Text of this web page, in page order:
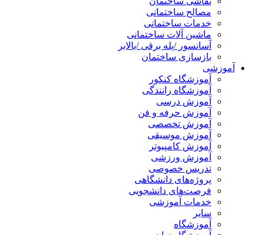
مصالح ساختمانی
خدمات ساختمانی
ماشین آلات ساختمانی
آسانسور /پله برقی /بالابر
بازسازی ساختمان
آموزشی
آموزشگاه کنکور
آموزشگاه رانندگی
آموزش درسی
آموزش حرفه و فن
آموزش تخصصی
آموزش موسیقی
آموزش کامپیوتر
آموزش ورزشی
تدریس خصوصی
پروژه‌های دانشگاهی
فرصت‌های دانشجویی
خدمات آموزشی
سایر
آموزشگاه